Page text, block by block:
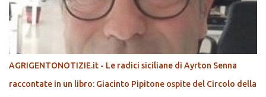
AGRIGENTONOTIZIE.it - Le radici siciliane di Ayrton Senna
raccontate in un libro: Giacinto Pipitone ospite del Circolo della